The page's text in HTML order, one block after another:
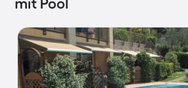
mit Pool